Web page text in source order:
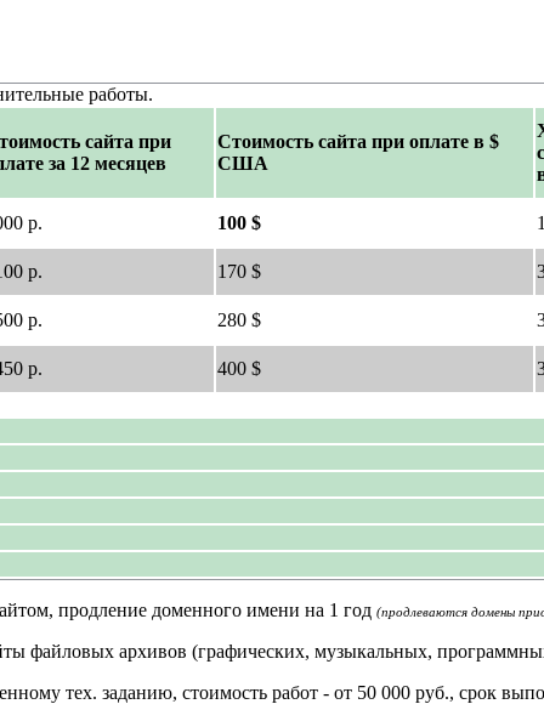
работы.
сайта при
за 12 месяцев
Стоимость сайта при оплате в $
США
р. 100 $
р. 170 $
р. 280 $
р. 400 $
продление доменного имени на 1 год (продлеваются домены
файловых архивов (графических, музыкальных,
тех. заданию, стоимость работ - от 50 000 руб., срок